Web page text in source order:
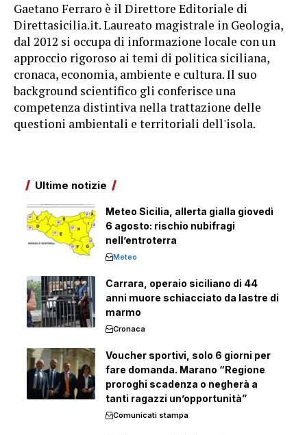
Gaetano Ferraro è il Direttore Editoriale di
Direttasicilia.it. Laureato magistrale in Geologia,
dal 2012 si occupa di informazione locale con un
approccio rigoroso ai temi di politica siciliana,
cronaca, economia, ambiente e cultura. Il suo
background scientifico gli conferisce una
competenza distintiva nella trattazione delle
questioni ambientali e territoriali dell'isola.
Ultime notizie
Meteo Sicilia, allerta gialla giovedì
6 agosto: rischio nubifragi
nell’entroterra
Meteo
Carrara, operaio siciliano di 44
anni muore schiacciato da lastre di
marmo
Cronaca
Voucher sportivi, solo 6 giorni per
fare domanda. Marano “Regione
proroghi scadenza o negherà a
tanti ragazzi un’opportunità”
Comunicati stampa